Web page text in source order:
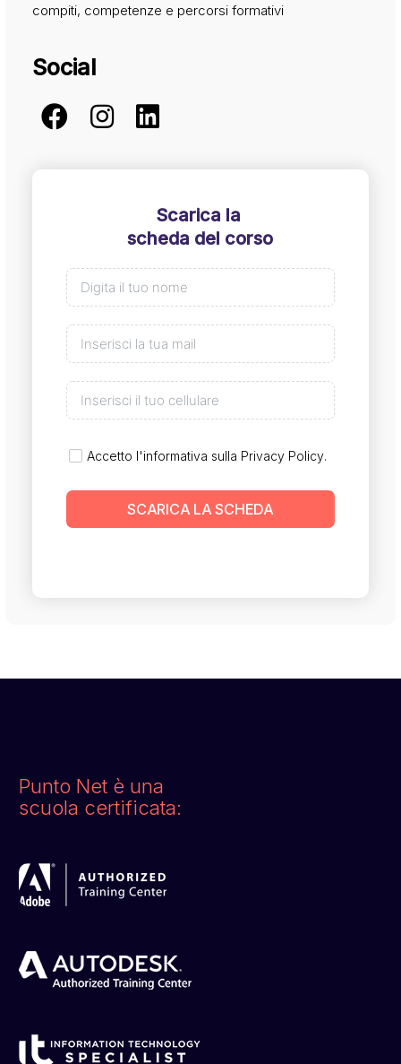
compiti, competenze e percorsi formativi
Social
Scarica la
scheda del corso
Accetto l'informativa sulla Privacy Policy.
SCARICA LA SCHEDA
Punto Net è una
scuola certificata: